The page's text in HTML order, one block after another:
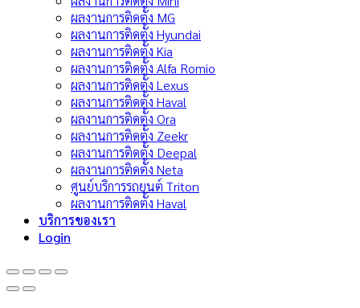
ผลงานการติดตั้ง MG
ผลงานการติดตั้ง Hyundai
ผลงานการติดตั้ง Kia
ผลงานการติดตั้ง Alfa Romio
ผลงานการติดตั้ง Lexus
ผลงานการติดตั้ง Haval
ผลงานการติดตั้ง Ora
ผลงานการติดตั้ง Zeekr
ผลงานการติดตั้ง Deepal
ผลงานการติดตั้ง Neta
ศูนย์บริการรถยนต์ Triton
ผลงานการติดตั้ง Haval
บริการของเรา
Login